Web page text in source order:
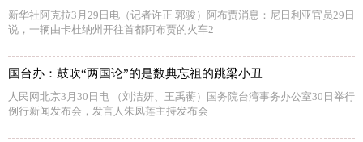
新华社阿克拉3月29日电（记者许正 郭骏）阿布贾消息：尼日利亚官员29日
说，一辆由卡杜纳州开往首都阿布贾的火车2
国台办：鼓吹“两国论”的是数典忘祖的跳梁小丑
人民网北京3月30日电 （刘洁妍、王禹蘅）国务院台湾事务办公室30日举行
例行新闻发布会，发言人朱凤莲主持发布会